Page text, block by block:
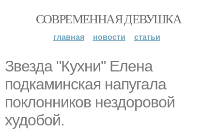
СОВРЕМЕННАЯ ДЕВУШКА
главная новости статьи
Звезда "Кухни" Елена
подкаминская напугала
поклонников нездоровой
худобой.